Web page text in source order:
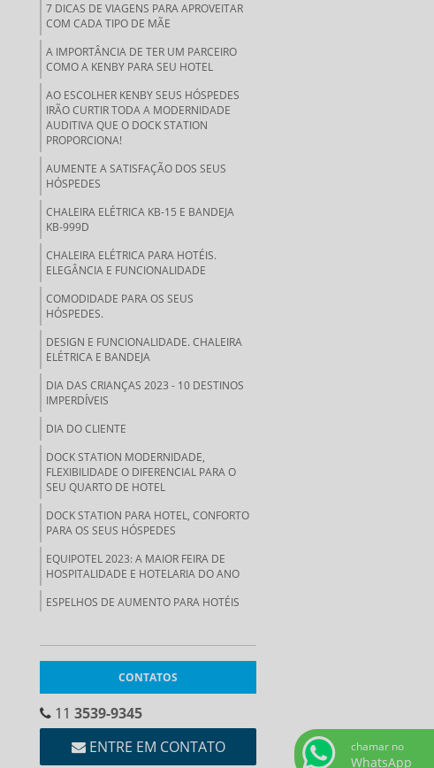
7 DICAS DE VIAGENS PARA APROVEITAR
COM CADA TIPO DE MÃE
A IMPORTÂNCIA DE TER UM PARCEIRO
COMO A KENBY PARA SEU HOTEL
AO ESCOLHER KENBY SEUS HÓSPEDES
IRÃO CURTIR TODA A MODERNIDADE
AUDITIVA QUE O DOCK STATION
PROPORCIONA!
AUMENTE A SATISFAÇÃO DOS SEUS
HÓSPEDES
CHALEIRA ELÉTRICA KB-15 E BANDEJA
KB-999D
CHALEIRA ELÉTRICA PARA HOTÉIS.
ELEGÂNCIA E FUNCIONALIDADE
COMODIDADE PARA OS SEUS
HÓSPEDES.
DESIGN E FUNCIONALIDADE. CHALEIRA
ELÉTRICA E BANDEJA
DIA DAS CRIANÇAS 2023 - 10 DESTINOS
IMPERDÍVEIS
DIA DO CLIENTE
DOCK STATION MODERNIDADE,
FLEXIBILIDADE O DIFERENCIAL PARA O
SEU QUARTO DE HOTEL
DOCK STATION PARA HOTEL, CONFORTO
PARA OS SEUS HÓSPEDES
EQUIPOTEL 2023: A MAIOR FEIRA DE
HOSPITALIDADE E HOTELARIA DO ANO
ESPELHOS DE AUMENTO PARA HOTÉIS
FERRO DE PASSAR ROUPA A SECO PARA
HOTÉIS
FERRO E TÁBUA DE PASSAR ROUPA, UM
CONTATOS
11 3539-9345
ENTRE EM CONTATO
chamar no
WhatsApp